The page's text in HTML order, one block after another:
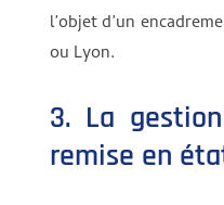
l’objet d’un
ou Lyon.
3. La
remise en